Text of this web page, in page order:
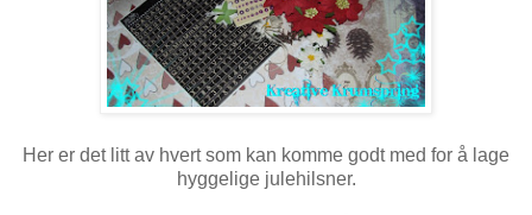
Her er det litt av hvert som kan komme godt med for å lage
hyggelige julehilsner.